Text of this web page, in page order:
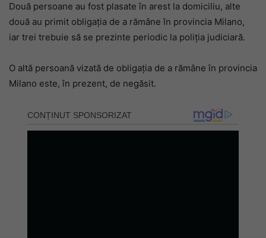
Două persoane au fost plasate în arest la domiciliu, alte
două au primit obligația de a rămâne în provincia Milano,
iar trei trebuie să se prezinte periodic la poliția judiciară.
O altă persoană vizată de obligația de a rămâne în provincia
Milano este, în prezent, de negăsit.